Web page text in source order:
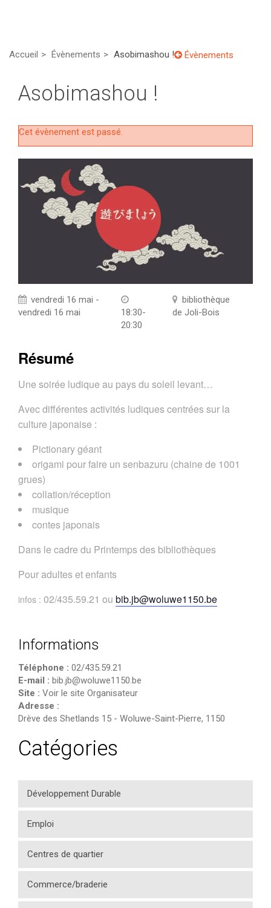
Accueil Évènements Asobimashou ! Évènements
Asobimashou !
Cet évènement est passé.
vendredi 16 mai -
vendredi 16 mai
18:30-
20:30
bibliothèque
de Joli-Bois
Résumé
Une soirée ludique au pays du soleil levant…
Avec différentes activités ludiques centrées sur la
culture japonaise :
Pictionary géant
origami pour faire un senbazuru (chaine de 1001
grues)
collation/réception
musique
contes japonais
Dans le cadre du Printemps des bibliothèques
Pour adultes et enfants
infos : 02/435.59.21 ou bib.jb@woluwe1150.be
Informations
Téléphone : 02/435.59.21
E-mail : bib.jb@woluwe1150.be
Site : Voir le site Organisateur
Adresse :
Drève des Shetlands 15 - Woluwe-Saint-Pierre, 1150
Catégories
Développement Durable
Emploi
Centres de quartier
Commerce/braderie